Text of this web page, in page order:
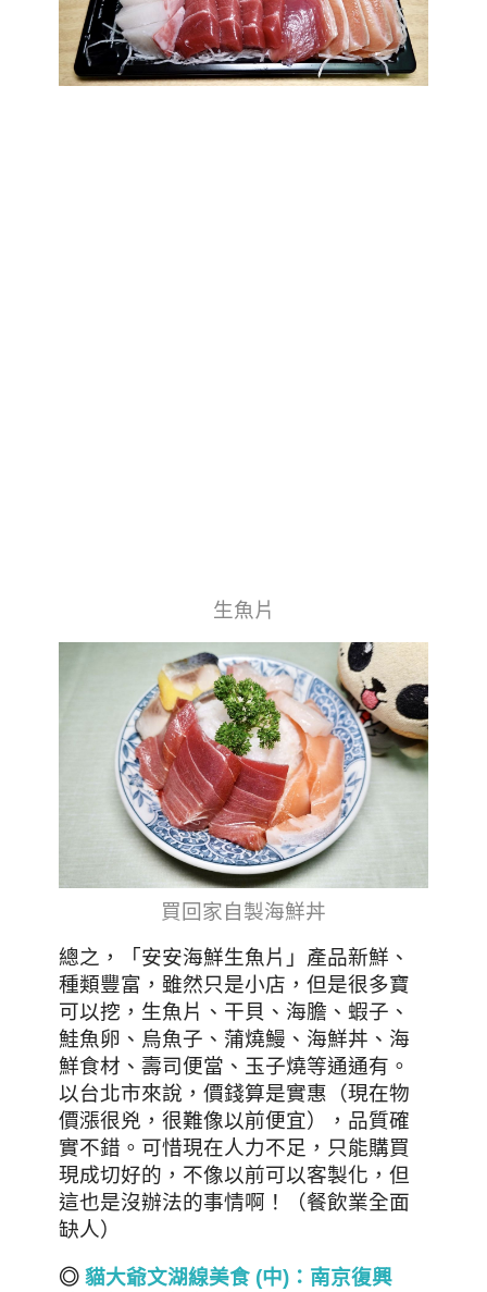
生魚片
買回家自製海鮮丼
總之，
「安安海鮮生魚片」產品新鮮 、
種類豐富，雖然只是小店，但是很多寶
可以挖，生魚片、干貝、海膽、蝦子、
鮭魚卵 、烏魚子、 蒲燒鰻 、海鮮丼、海
鮮食材、 壽司便當、玉子燒等通通有。
以台北市來說，價錢算是實惠（現在物
價漲很兇，很難像以前便宜），品質確
實不錯 。可惜現在人力不足，只能購買
現成切好的，不像以前可以客製化，但
這也是沒辦法的事情啊！（餐飲業全面
缺人）
◎ 貓大爺文湖線美食 (中) ：南京復興